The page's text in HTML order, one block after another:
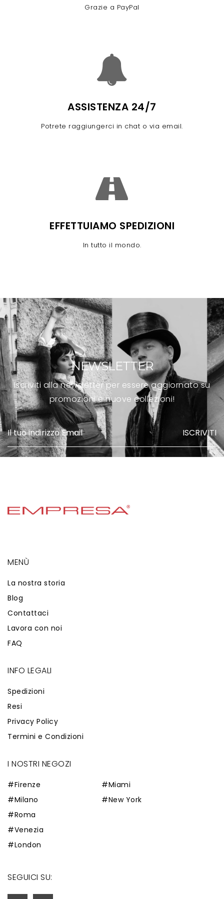
Grazie a PayPal
ASSISTENZA 24/7
Potrete raggiungerci in chat o via email.
EFFETTUIAMO SPEDIZIONI
In tutto il mondo.
NEWSLETTER
Iscriviti alla newsletter per essere aggiornato su
promozioni e nuove collezioni!
ISCRIVITI
MENÙ
La nostra storia
Blog
Contattaci
Lavora con noi
FAQ
INFO LEGALI
Spedizioni
Resi
Privacy Policy
Termini e Condizioni
I NOSTRI NEGOZI
#Firenze
#Milano
#Roma
#Venezia
#London
#Miami
#New York
SEGUICI SU: